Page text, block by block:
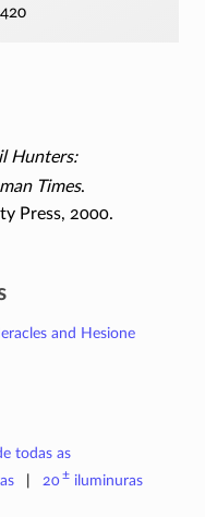
Hunters:
Times.
Press, 2000.
and Hesione
todas as
20±iluminuras